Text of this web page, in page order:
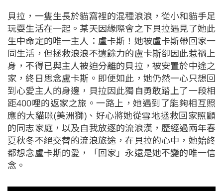
貝拉，一隻生長於貓窩裡的混種浪浪，從小和貓手足
玩耍生活在一起。某天因緣際會之下貝拉遇見了她此
生中命定的唯一主人：盧卡斯！她被盧卡斯帶回家一
同生活，但拯救浪浪不遺餘力的盧卡斯卻因此惹禍上
身，不得已與主人被迫分離的貝拉，被安置於中途之
家，終日思念盧卡斯。即便如此，她仍然一心只想回
到心愛主人的身邊，貝拉因此獨自勇敢踏上了一段相
距400哩的返家之旅。一路上，她遇到了能夠相互照
應的大貓咪(美洲獅)、好心將她從雪地拯救回家照顧
的同志家庭，以及自我放逐的流浪漢，歷經過兩年春
夏秋冬不絕交替的流浪旅途，在貝拉的心中，她始終
都想念盧卡斯的愛，「回家」永遠是她不變的唯一信
念。